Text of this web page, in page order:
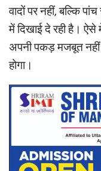
वादों पर नहीं, बल्कि
में दिखाई दे रही है।
अपनी पकड़ मजबूत नहीं
होगा।